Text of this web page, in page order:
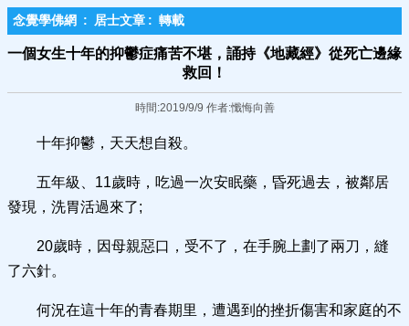
念覺學佛網 : 居士文章 : 轉載
一個女生十年的抑鬱症痛苦不堪，誦持《地藏經》從死亡邊緣
救回！
時間:2019/9/9 作者:懺悔向善
十年抑鬱，天天想自殺。
五年級、11歲時，吃過一次安眠藥，昏死過去，被鄰居
發現，洗胃活過來了;
20歲時，因母親惡口，受不了，在手腕上劃了兩刀，縫
了六針。
何況在這十年的青春期里，遭遇到的挫折傷害和家庭的不